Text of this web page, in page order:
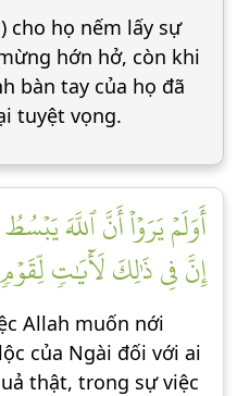
cho họ nếm lấy sự
hớn hở, còn khi
bàn tay của họ đã
tuyệt vọng.
أَوَلَمۡ يَرَوۡاْ أَنَّ ٱللَّهَ
إِنَّ فِي ذَٰلِكَ لَأٓيَٰتٖ لِّقَوۡمٖ
Allah muốn nới
của Ngài đối với ai
thật, trong sự việc